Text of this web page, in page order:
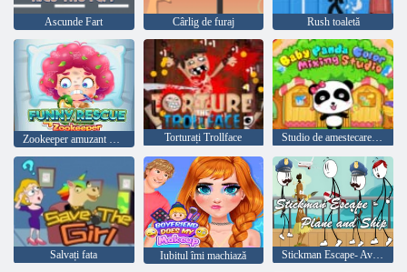
Ascunde Fart Cârlig de furaj Rush toaletă
Torturați Trollface Studio de amestecare a culorilor Panda Baby
Salvați fata Iubitul îmi machiază Stickman Escape- Avion și navă